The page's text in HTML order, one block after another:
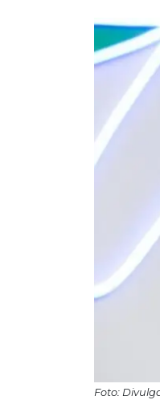
Foto: